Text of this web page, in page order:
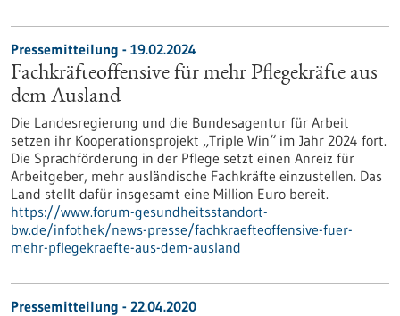
Pressemitteilung - 19.02.2024
Fachkräfteoffensive für mehr Pflegekräfte aus
dem Ausland
Die Landesregierung und die Bundesagentur für Arbeit
setzen ihr Kooperationsprojekt „Triple Win“ im Jahr 2024 fort.
Die Sprachförderung in der Pflege setzt einen Anreiz für
Arbeitgeber, mehr ausländische Fachkräfte einzustellen. Das
Land stellt dafür insgesamt eine Million Euro bereit.
https://www.forum-gesundheitsstandort-
bw.de/infothek/news-presse/fachkraefteoffensive-fuer-
mehr-pflegekraefte-aus-dem-ausland
Pressemitteilung - 22.04.2020